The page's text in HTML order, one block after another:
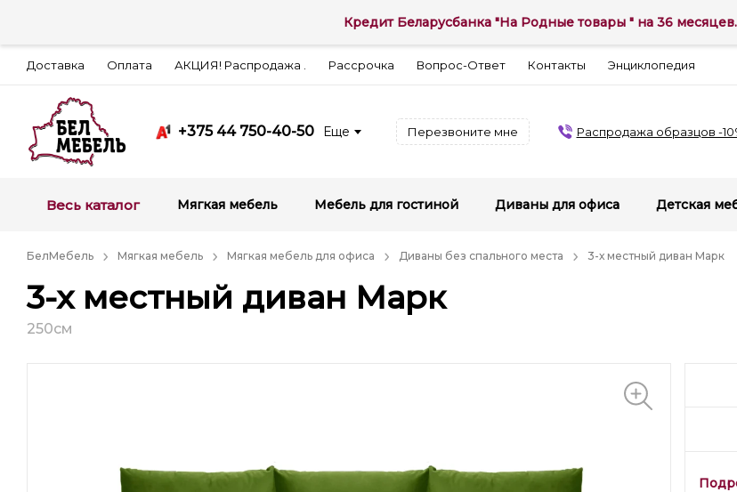
Доставка Оплата АКЦИЯ! Распродажа . Рассрочка Вопрос-Ответ Контакты Энциклопедия
+375 44 750-40-50 Еще Перезвоните мне Распродажа образцов -
Весь каталог Мягкая мебель Мебель для гостиной Диваны для офиса Детская
БелМебель Мягкая мебель Мягкая мебель для офиса Диваны без спального места 3-х местный диван Марк
3-х местный диван Марк
250см
Кредит Беларусбанка "На Родные товары " на 36